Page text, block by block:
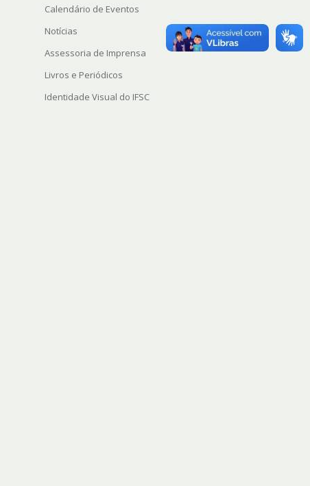
Calendário de Eventos
Notícias
Assessoria de Imprensa
Livros e Periódicos
Identidade Visual do IFSC